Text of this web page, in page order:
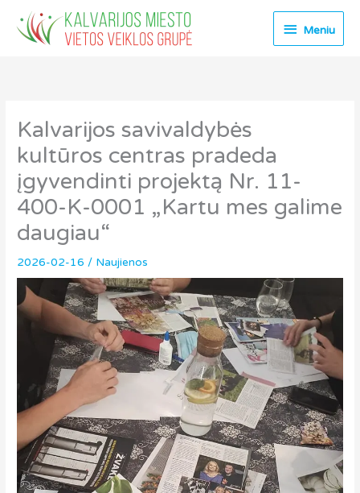
prie
turinio
Meniu
Meniu
Kalvarijos savivaldybės
kultūros centras pradeda
įgyvendinti projektą Nr. 11-
400-K-0001 „Kartu mes galime
daugiau“
2026-02-16 / Naujienos